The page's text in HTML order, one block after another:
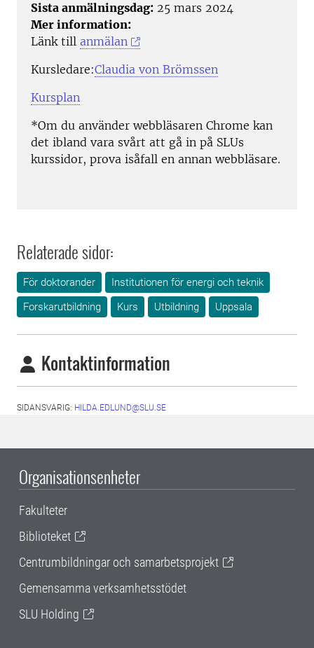
Sista anmälningsdag: 25 mars 2024
Mer information:
Länk till anmälan
Kursledare:Claudia von Brömssen
Kursplan
*Om du använder webbläsaren Chrome kan
det ibland vara svårt att gå in på SLUs
kurssidor, prova isåfall en annan webbläsare.
Relaterade sidor:
För doktorander
Institutionen för energi och teknik
Forskarutbildning
Kurs Utbildning Uppsala
Kontaktinformation
SIDANSVARIG: HILDA.EDLUND@SLU.SE
Organisationsenheter
Fakulteter
Biblioteket
Centrumbildningar och samarbetsprojekt
Gemensamma verksamhetsstödet
SLU Holding